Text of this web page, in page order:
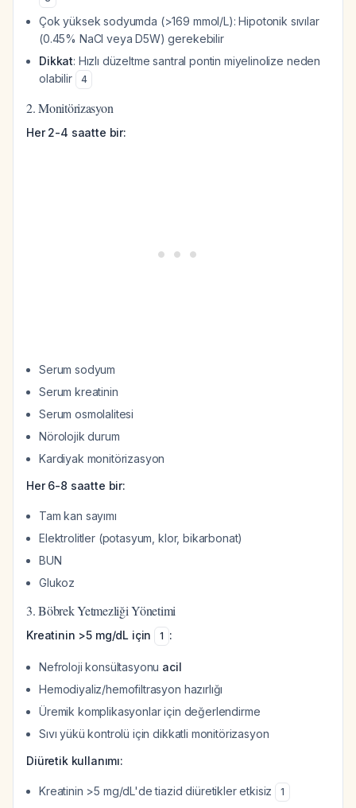
Çok yüksek sodyumda (>169 mmol/L): Hipotonik sıvılar
(0.45% NaCl veya D5W) gerekebilir
Dikkat: Hızlı düzeltme santral pontin miyelinolize neden
olabilir
4
2. Monitörizasyon
Her 2-4 saatte bir:
Serum sodyum
Serum kreatinin
Serum osmolalitesi
Nörolojik durum
Kardiyak monitörizasyon
Her 6-8 saatte bir:
Tam kan sayımı
Elektrolitler (potasyum, klor, bikarbonat)
BUN
Glukoz
3. Böbrek Yetmezliği Yönetimi
Kreatinin >5 mg/dL için 1 :
Nefroloji konsültasyonu acil
Hemodiyaliz/hemofiltrasyon hazırlığı
Üremik komplikasyonlar için değerlendirme
Sıvı yükü kontrolü için dikkatli monitörizasyon
Diüretik kullanımı:
Kreatinin >5 mg/dL'de tiazid diüretikler etkisiz 1